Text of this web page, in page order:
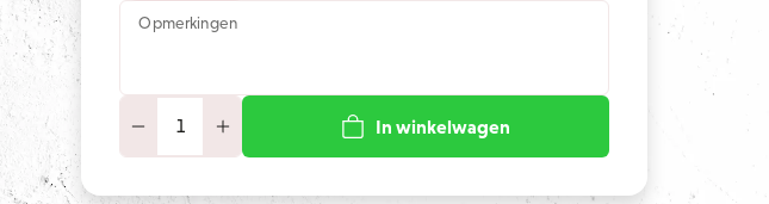
Opmerkingen
In winkelwagen